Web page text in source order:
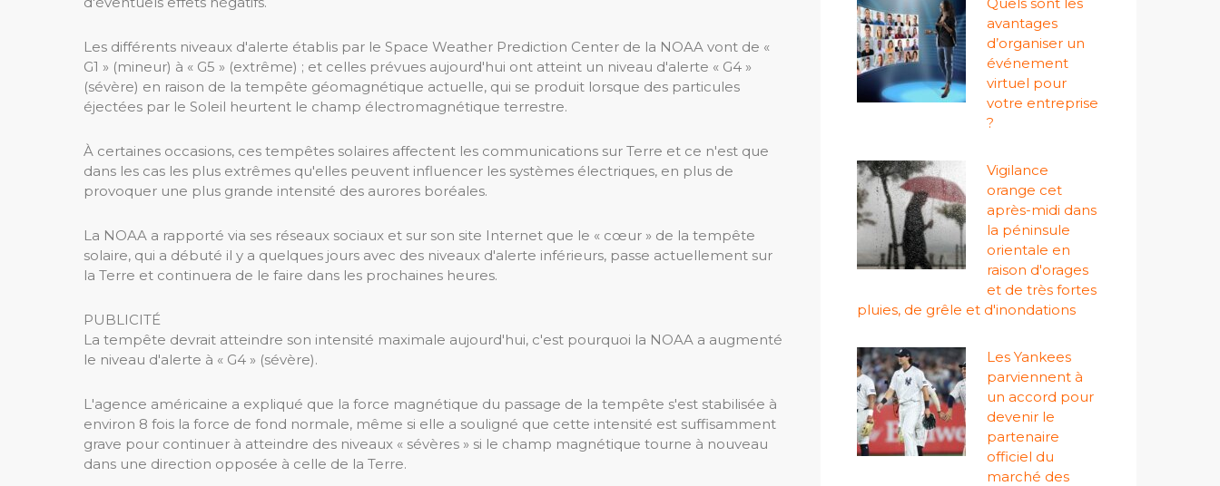
Les différents niveaux d'alerte établis par le Space Weather Prediction Center de la NOAA vont de «
G1 » (mineur) à « G5 » (extrême) ; et celles prévues aujourd'hui ont atteint un niveau d'alerte « G4 »
(sévère) en raison de la tempête géomagnétique actuelle, qui se produit lorsque des particules
éjectées par le Soleil heurtent le champ électromagnétique terrestre.
À certaines occasions, ces tempêtes solaires affectent les communications sur Terre et ce n'est que
dans les cas les plus extrêmes qu'elles peuvent influencer les systèmes électriques, en plus de
provoquer une plus grande intensité des aurores boréales.
La NOAA a rapporté via ses réseaux sociaux et sur son site Internet que le « cœur » de la tempête
solaire, qui a débuté il y a quelques jours avec des niveaux d'alerte inférieurs, passe actuellement sur
la Terre et continuera de le faire dans les prochaines heures.
PUBLICITÉ
La tempête devrait atteindre son intensité maximale aujourd'hui, c'est pourquoi la NOAA a augmenté
le niveau d'alerte à « G4 » (sévère).
L'agence américaine a expliqué que la force magnétique du passage de la tempête s'est stabilisée à
environ 8 fois la force de fond normale, même si elle a souligné que cette intensité est suffisamment
grave pour continuer à atteindre des niveaux « sévères » si le champ magnétique tourne à nouveau
dans une direction opposée à celle de la Terre.
avantages
d’organiser un
événement
virtuel pour
votre entreprise
?
Vigilance
orange cet
après-midi dans
la péninsule
orientale en
raison d'orages
et de très fortes
pluies, de grêle et d'inondations
Les Yankees
parviennent à
un accord pour
devenir le
partenaire
officiel du
marché des